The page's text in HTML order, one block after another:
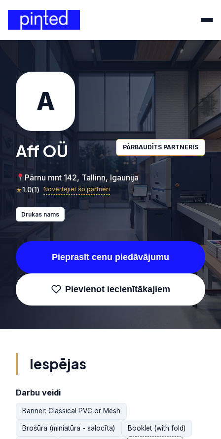
A
Aff OÜ PĀRBAUDĪTS PARTNERIS
Pärnu mnt 142, Tallinn, Igaunija
★1.0(1) Novērtējiet šo partneri
Drukas nams
Pieprasīt cenu piedāvājumu
Pievienot iecienītākajiem
Iespējas
Darbu veidi
Banner: Classical PVC or Mesh
Brošūra (miniatūra - salocīta) Booklet (with fold)